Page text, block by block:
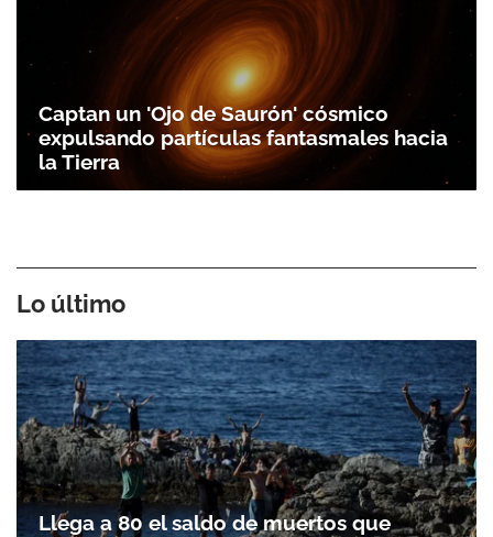
Captan un 'Ojo de Saurón' cósmico
expulsando partículas fantasmales hacia
la Tierra
Lo último
Llega a 80 el saldo de muertos que